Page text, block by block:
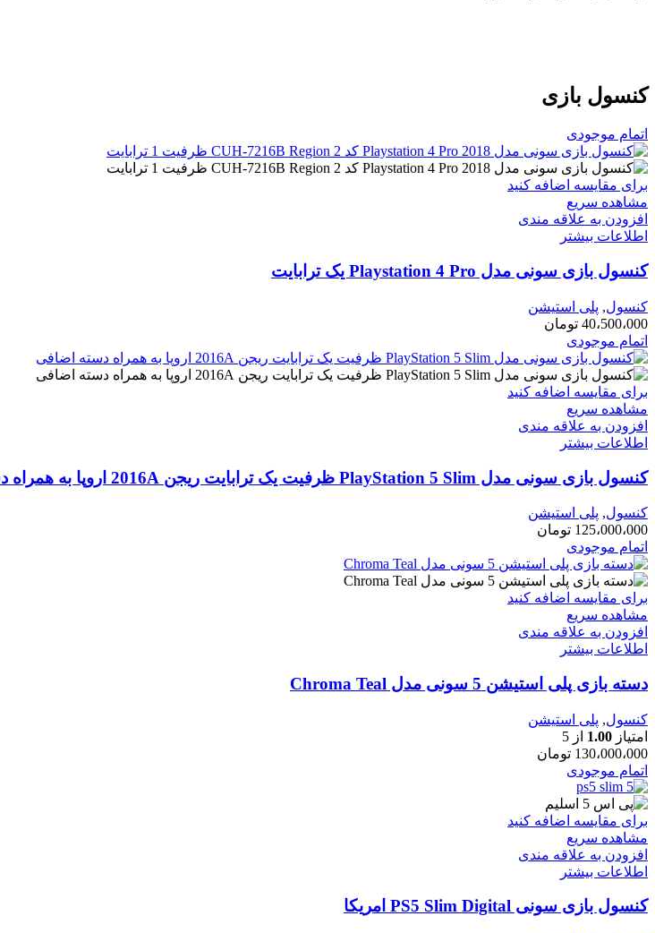
کنسول بازی
اتمام موجودی
برای مقایسه اضافه کنید
مشاهده سریع
افزودن به علاقه مندی
اطلاعات بیشتر
کنسول بازی سونی مدل Playstation 4 Pro یک ترابایت
کنسول, پلی استیشن
40،500،000 تومان
اتمام موجودی
برای مقایسه اضافه کنید
مشاهده سریع
افزودن به علاقه مندی
اطلاعات بیشتر
کنسول بازی سونی مدل PlayStation 5 Slim ظرفیت یک ترابایت ریجن 2016A اروپا به همراه دسته اضافی
کنسول, پلی استیشن
125،000،000 تومان
اتمام موجودی
برای مقایسه اضافه کنید
مشاهده سریع
افزودن به علاقه مندی
اطلاعات بیشتر
دسته بازی پلی استیشن 5 سونی مدل Chroma Teal
کنسول, پلی استیشن
امتیاز 1.00 از 5
130،000،000 تومان
اتمام موجودی
برای مقایسه اضافه کنید
مشاهده سریع
افزودن به علاقه مندی
اطلاعات بیشتر
کنسول بازی سونی PS5 Slim Digital امریکا